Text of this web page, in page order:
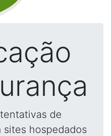
de
sites hospedados